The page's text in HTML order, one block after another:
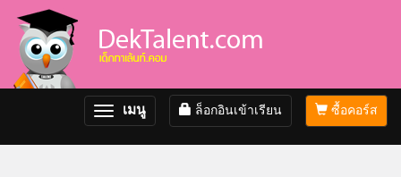
ซื้อคอร์ส
ล็อกอินเข้าเรียน
Toggle
navigation
เมนู